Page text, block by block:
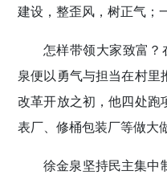
建设，整歪风，树正气；
怎样带领大家致富？
泉便以勇气与担当在村里
改革开放之初，他四处跑
表厂、修桶包装厂等做大
徐金泉坚持民主集中